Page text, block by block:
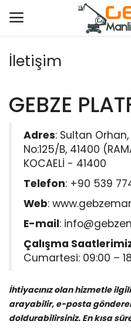
Manlift Kiralama
Platform Kiralama
Forklift Hizmetleri
Vinç Hizmetleri
Kalite ve Sertifikalar
Vinç
Ek Hizmetler
Sık Sorulan Sorular
İletişim
GEBZE
Adres: Sultan
No:125/B, 41400
KOCAELİ - 41400
Telefon: +90 539
Web:
E-mail:
Çalışma
Cumartesi: 09:00 –
İhtiyacınız olan hizmetle
arayabilir, e-posta
doldurabilirsiniz. En kısa